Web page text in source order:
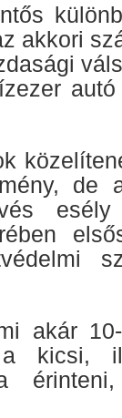
akkori
de
akár
kicsi,